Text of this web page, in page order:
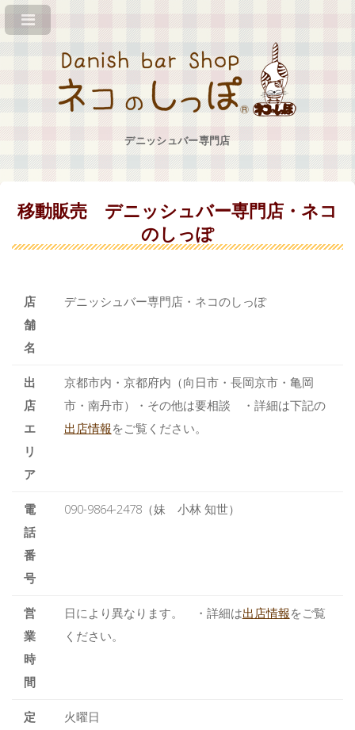
デニッシュバー専門店
移動販売 デニッシュバー専門店・ネコ
のしっぽ
店
舗
名
デニッシュバー専門店・ネコのしっぽ
出
店
エ
リ
ア
京都市内・京都府内（向日市・長岡京市・亀岡
市・南丹市）・その他は要相談 ・詳細は下記の
出店情報をご覧ください。
電
話
番
号
090-9864-2478（妹 小林 知世）
営
業
時
間
日により異なります。 ・詳細は出店情報をご覧
ください。
定
火曜日